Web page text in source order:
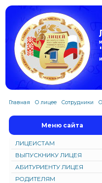
Главная О лицее Сотрудники
Меню сайта
ЛИЦЕИСТАМ
ВЫПУСКНИКУ ЛИЦЕЯ
АБИТУРИЕНТУ ЛИЦЕЯ
РОДИТЕЛЯМ